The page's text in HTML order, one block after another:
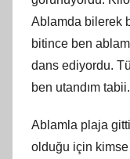
Ablamda bilerek
bitince ben
dans ediyordu.
ben utandım
Ablamla plaja
olduğu için